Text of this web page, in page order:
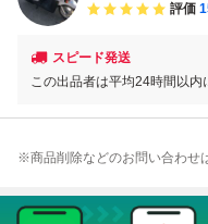
評価
スピード発送
この出品者は平均24時間以内
※商品削除などのお問い合わせ